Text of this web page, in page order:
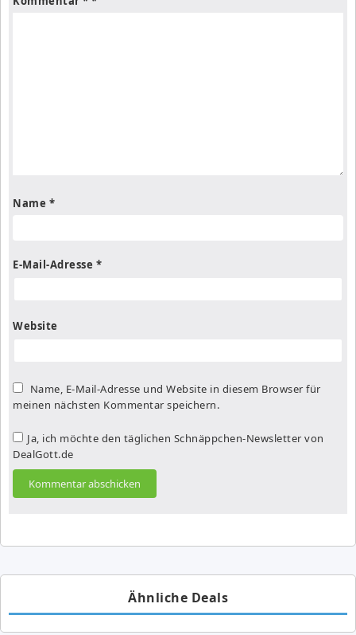
Name *
E-Mail-Adresse *
Website
Name, E-Mail-Adresse und Website in diesem Browser für
meinen nächsten Kommentar speichern.
Ja, ich möchte den täglichen Schnäppchen-Newsletter von
DealGott.de
Ähnliche Deals